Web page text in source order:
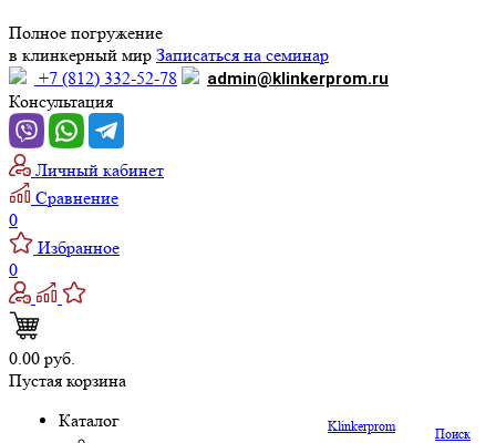
Полное погружение
в клинкерный мир Записаться на семинар
+7 (812) 332-52-78
admin@klinkerprom.ru
Консультация
Личный кабинет
Сравнение
0
Избранное
0
0.00 руб.
Пустая корзина
Поиск
Klinkerprom
Каталог